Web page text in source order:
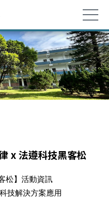
x 法遵科技黑客松
松】活動資訊
技解決方案應用